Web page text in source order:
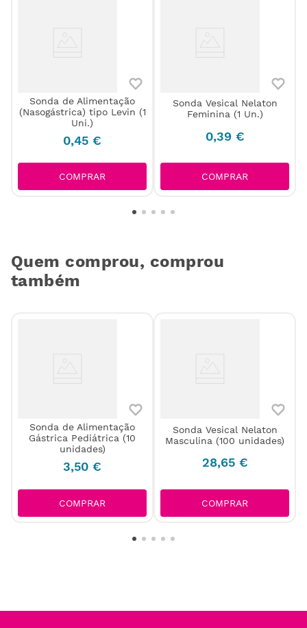
Sonda de Alimentação
(Nasogástrica) tipo Levin (1
Uni.)
0,45 €
COMPRAR
Sonda Vesical Nelaton
Feminina (1 Un.)
0,39 €
COMPRAR
Quem comprou, comprou
também
Sonda de Alimentação
Gástrica Pediátrica (10
unidades)
3,50 €
COMPRAR
Sonda Vesical Nelaton
Masculina (100 unidades)
28,65 €
COMPRAR